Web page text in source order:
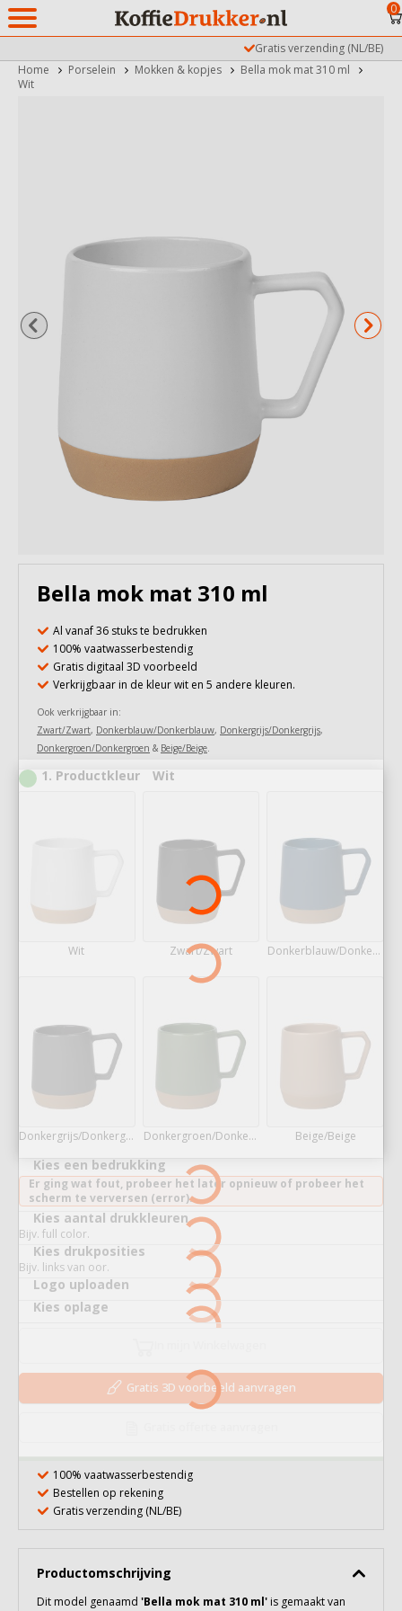
Gratis verzending (NL/BE)
0
Home Porselein Mokken & kopjes
Bella mok mat 310 ml
Wit
Bella mok mat 310 ml
Al vanaf 36 stuks te bedrukken
100% vaatwasserbestendig
Gratis digitaal 3D voorbeeld
Verkrijgbaar in de kleur wit en 5 andere kleuren.
Ook verkrijgbaar in:
Zwart/Zwart, Donkerblauw/Donkerblauw, Donkergrijs/Donkergrijs,
Donkergroen/Donkergroen & Beige/Beige.
1 Productkleur Wit
Wit Zwart/Zwart Donkerblauw/Donkerblauw
Donkergrijs/Donkergrijs Donkergroen/Donkergroen Beige/Beige
Kies een bedrukking
Er ging wat fout, probeer het later opnieuw of probeer het
scherm te verversen (error).
Kies aantal drukkleuren
Bijv. full color.
Kies drukposities
Bijv. links van oor.
Logo uploaden
Kies oplage
Gratis 3D voorbeeld aanvragen
100% vaatwasserbestendig
Bestellen op rekening
Gratis verzending (NL/BE)
Productomschrijving
Dit model genaamd 'Bella mok mat 310 ml' is gemaakt van